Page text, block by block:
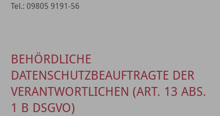
Tel.: 09805 9191-56
BEHÖRDLICHE
DATENSCHUTZBEAUFTRAGTE DER
VERANTWORTLICHEN (ART. 13 ABS.
1 B DSGVO)